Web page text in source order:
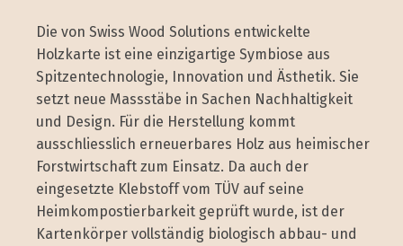
Die von Swiss Wood Solutions entwickelte
Holzkarte ist eine einzigartige Symbiose aus
Spitzentechnologie, Innovation und Ästhetik. Sie
setzt neue Massstäbe in Sachen Nachhaltigkeit
und Design. Für die Herstellung kommt
ausschliesslich erneuerbares Holz aus heimischer
Forstwirtschaft zum Einsatz. Da auch der
eingesetzte Klebstoff vom TÜV auf seine
Heimkompostierbarkeit geprüft wurde, ist der
Kartenkörper vollständig biologisch abbau- und